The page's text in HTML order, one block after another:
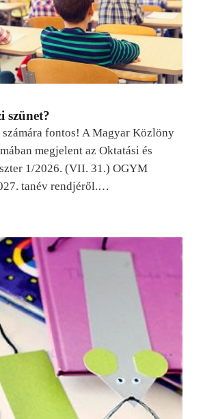
szünet?
fontos! A Magyar Közlöny
megjelent az Oktatási és
1/2026. (VII. 31.) OGYM
tanév rendjéről.…